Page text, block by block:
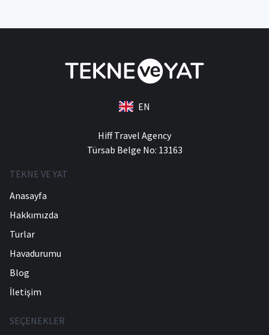
EN
Hiff Travel Agency
Türsab Belge No: 13163
TEKNE VE YAT
Anasayfa
Hakkımızda
Turlar
Havadurumu
Blog
İletişim
SEÇENEKLER